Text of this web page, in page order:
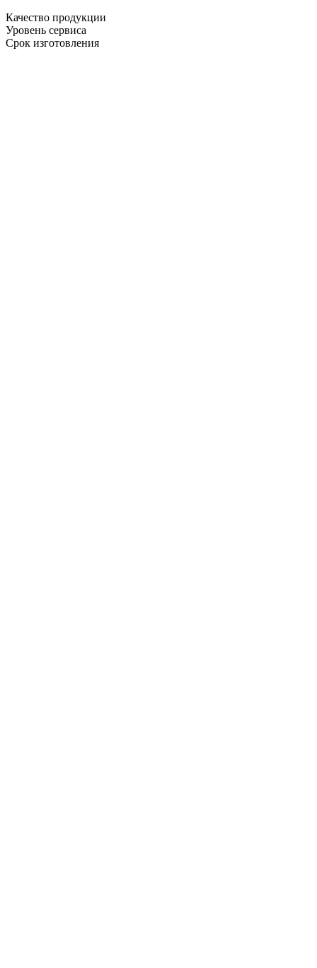
Качество продукции
Уровень сервиса
Срок изготовления